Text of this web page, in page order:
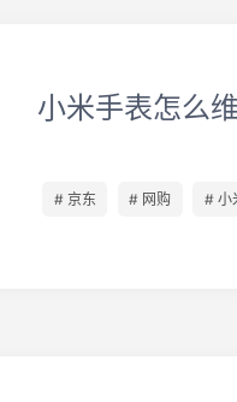
小米手表怎么
# 京东 # 网购 # 小